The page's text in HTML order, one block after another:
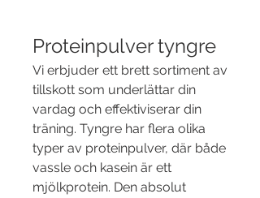
Proteinpulver tyngre
Vi erbjuder ett brett sortiment av
tillskott som underlättar din
vardag och effektiviserar din
träning. Tyngre har flera olika
typer av proteinpulver, där både
vassle och kasein är ett
mjölkprotein. Den absolut